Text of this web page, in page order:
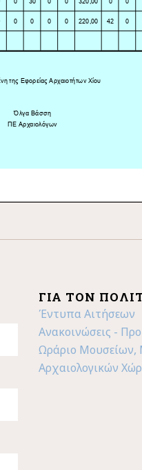
ΓΙΑ ΤΟΝ
Έντυπα Αιτήσεων
Ανακοινώσεις -
Ωράριο Μουσείων,
Αρχαιολογικών